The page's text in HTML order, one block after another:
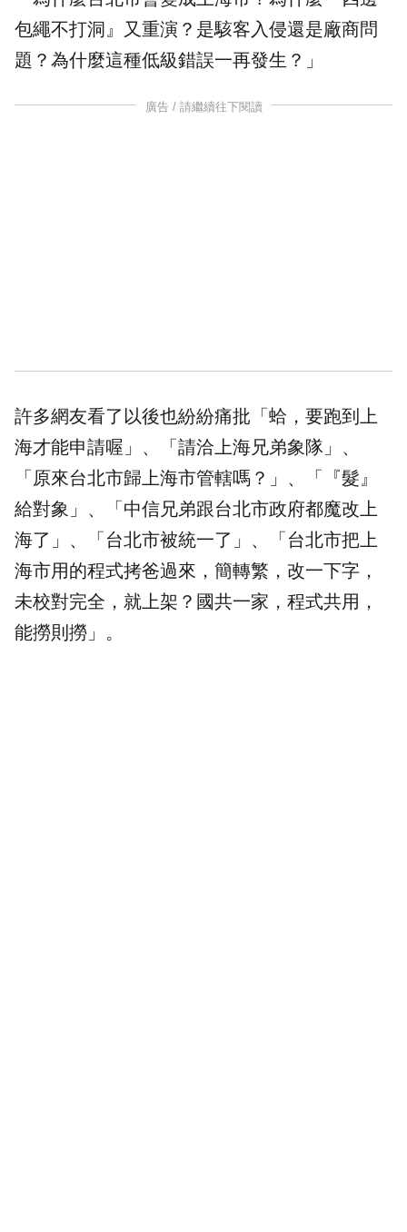
包繩不打洞』又重演？是駭客入侵還是廠商問
題？為什麼這種低級錯誤一再發生？」
廣告 / 請繼續往下閱讀
許多網友看了以後也紛紛痛批「蛤，要跑到上
海才能申請喔」、「請洽上海兄弟象隊」、
「原來台北市歸上海市管轄嗎？」、「『髮』
給對象」、「中信兄弟跟台北市政府都魔改上
海了」、「台北市被統一了」、「台北市把上
海市用的程式拷爸過來，簡轉繁，改一下字，
未校對完全，就上架？國共一家，程式共用，
能撈則撈」。